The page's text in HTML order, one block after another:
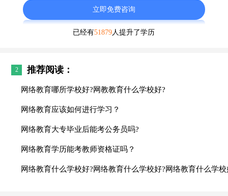
立即免费咨询
已经有51879 人提升了学历
2 推荐阅读：
网络教育哪所学校好?网教教育什么学校好?
网络教育应该如何进行学习？
网络教育大专毕业后能考公务员吗?
网络教育学历能考教师资格证吗？
网络教育什么学校好?网络教育什么学校好?网络教育什么学